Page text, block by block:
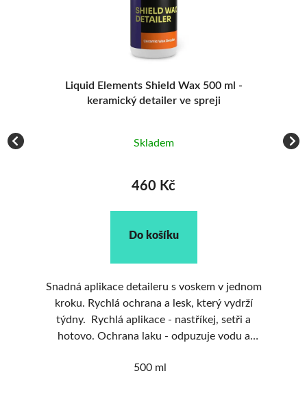
Liquid Elements Shield Wax 500 ml -
keramický detailer ve spreji
Skladem
460 Kč
Do košíku
Snadná aplikace detaileru s voskem v jednom
kroku. Rychlá ochrana a lesk, který vydrží
týdny. Rychlá aplikace - nastříkej, setři a
hotovo. Ochrana laku - odpuzuje vodu a
top stavu.
500 ml